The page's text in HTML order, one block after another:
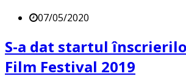
07/05/2020
S-a dat startul
Film Festival 2019